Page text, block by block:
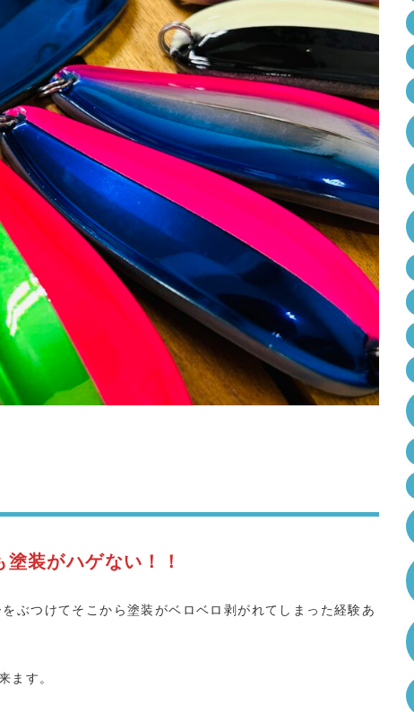
装がハゲない！！
ぶつけてそこから塗装がベロベロ剥がれてしまった経験あ
ます。